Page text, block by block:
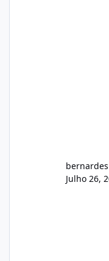
Julho 26,